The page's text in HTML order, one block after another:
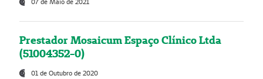
Prestador Mosaicum Espaço Clínico Ltda
(51004352-0)
01 de Outubro de 2020